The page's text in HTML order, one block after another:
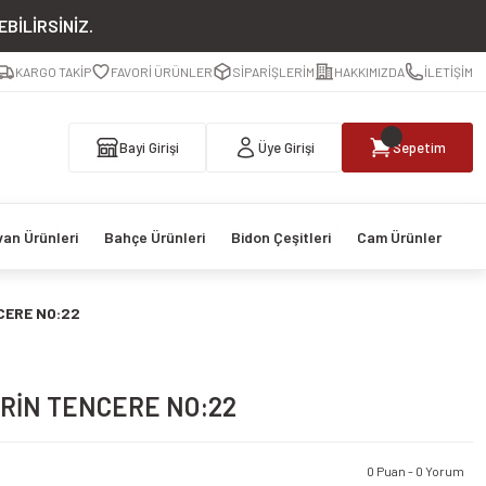
KARGO TAKİP FAVORİ ÜRÜNLER SİPARİŞLERİM HAKKIMIZDA İLETİŞİM
Bayi Girişi Üye Girişi Sepetim
Ürünleri Bahçe Ürünleri Bidon Çeşitleri Cam Ürünler
NO:22
TENCERE NO:22
0 Puan - 0 Yorum